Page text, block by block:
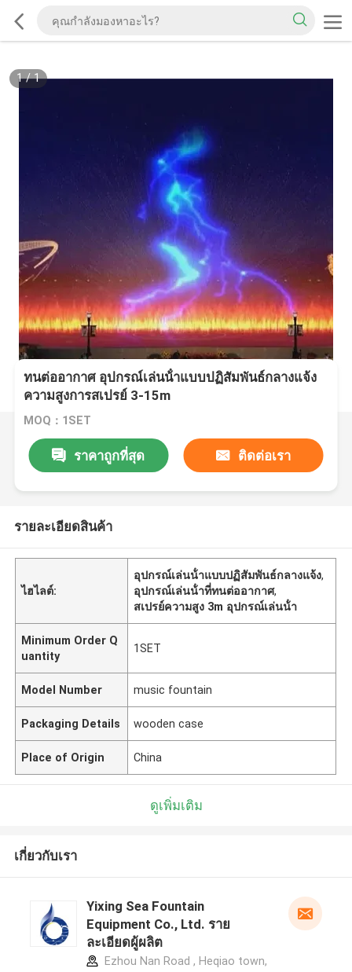
1/1
ทนต่ออากาศ อุปกรณ์เล่นน้ําแบบปฏิสัมพันธ์กลางแจ้ง
ความสูงการสเปรย์ 3-15m
MOQ：1SET
ราคาถูกที่สุด ติดต่อเรา
รายละเอียดสินค้า
ไฮไลต์:
อุปกรณ์เล่นน้ําแบบปฏิสัมพันธ์กลางแจ้ง,
อุปกรณ์เล่นน้ําที่ทนต่ออากาศ,
สเปรย์ความสูง 3m อุปกรณ์เล่นน้ํา
Minimum Order Q
uantity
1SET
Model Number music fountain
Packaging Details wooden case
Place of Origin China
ดูเพิ่มเติม
เกี่ยวกับเรา
Yixing Sea Fountain
Equipment Co., Ltd. ราย
ละเอียดผู้ผลิต
Ezhou Nan Road , Heqiao town,